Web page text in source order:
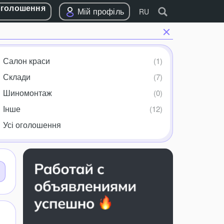
RU
Мій профіль
Салон краси
Склади
Шиномонтаж
Інше
Усі оголошення